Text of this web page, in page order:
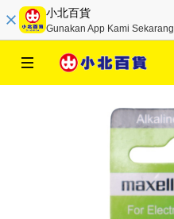
小北百貨
Gunakan App Kami Sekarang